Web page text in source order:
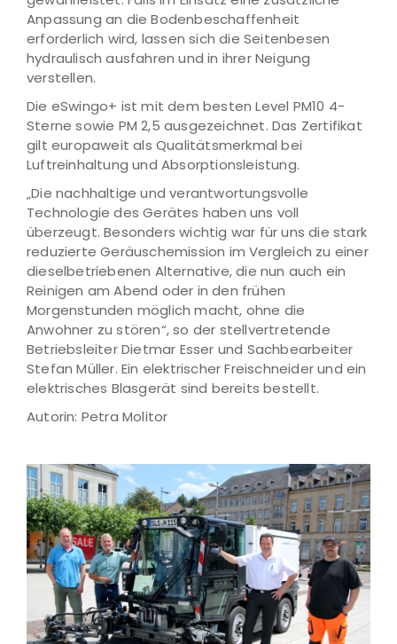
Anpassung an die Bodenbeschaffenheit
erforderlich wird, lassen sich die Seitenbesen
hydraulisch ausfahren und in ihrer Neigung
verstellen.
Die eSwingo+ ist mit dem besten Level PM10 4-
Sterne sowie PM 2,5 ausgezeichnet. Das Zertifikat
gilt europaweit als Qualitätsmerkmal bei
Luftreinhaltung und Absorptionsleistung.
„Die nachhaltige und verantwortungsvolle
Technologie des Gerätes haben uns voll
überzeugt. Besonders wichtig war für uns die stark
reduzierte Geräuschemission im Vergleich zu einer
dieselbetriebenen Alternative, die nun auch ein
Reinigen am Abend oder in den frühen
Morgenstunden möglich macht, ohne die
Anwohner zu stören“, so der stellvertretende
Betriebsleiter Dietmar Esser und Sachbearbeiter
Stefan Müller. Ein elektrischer Freischneider und ein
elektrisches Blasgerät sind bereits bestellt.
Autorin: Petra Molitor